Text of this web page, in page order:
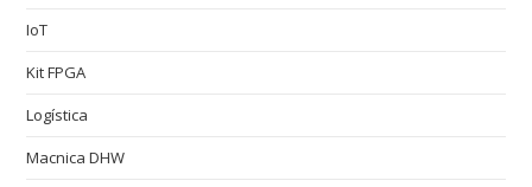
IoT
Kit FPGA
Logística
Macnica DHW